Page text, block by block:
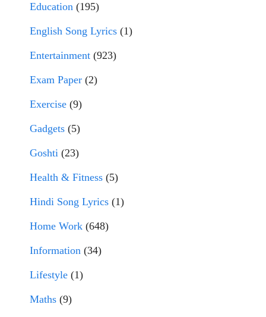
Education (195)
English Song Lyrics (1)
Entertainment (923)
Exam Paper (2)
Exercise (9)
Gadgets (5)
Goshti (23)
Health & Fitness (5)
Hindi Song Lyrics (1)
Home Work (648)
Information (34)
Lifestyle (1)
Maths (9)